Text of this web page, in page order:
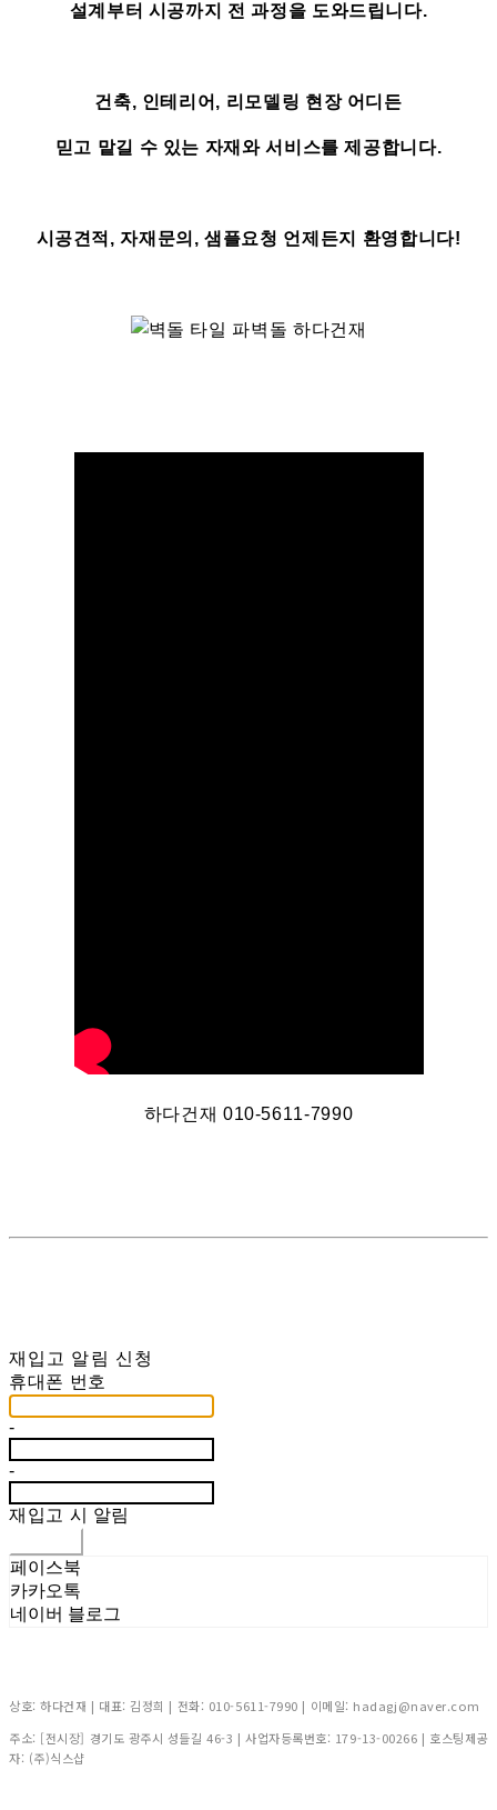
설계부터 시공까지 전 과정을 도와드립니다.
건축, 인테리어, 리모델링 현장 어디든
믿고 맡길 수 있는 자재와 서비스를 제공합니다.
시공견적, 자재문의, 샘플요청 언제든지 환영합니다!
하다건재 010-5611-7990
재입고 알림 신청
휴대폰 번호
-
-
재입고 시 알림
페이스북
카카오톡
네이버 블로그
상호: 하다건재 | 대표: 김정희 | 전화: 010-5611-7990 | 이메일: hadagj@naver.com
주소: [전시장] 경기도 광주시 성들길 46-3 | 사업자등록번호: 179-13-00266 | 호스팅제공
자: (주)식스샵